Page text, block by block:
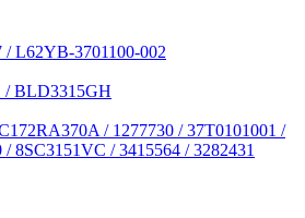
/ L62YB-3701100-002
/ BLD3315GH
/ 1277730 / 37T0101001 /
8SC3151VC / 3415564 / 3282431